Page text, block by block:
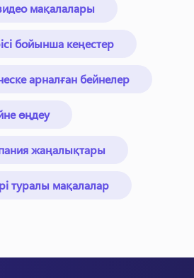
мақалалары
бойынша кеңестер
арналған бейнелер
өңдеу
жаңалықтары
туралы мақалалар